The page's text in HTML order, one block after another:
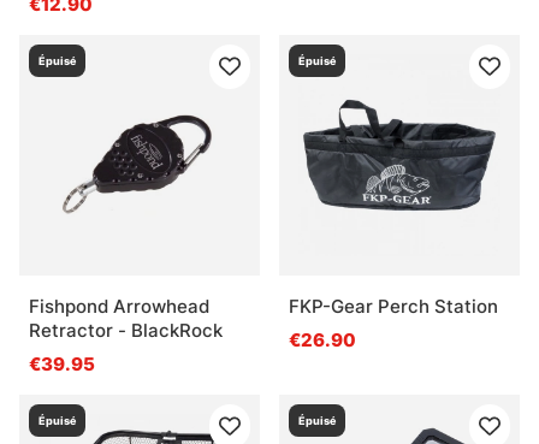
Épuisé
Fishpond Arrowhead
Retractor - BlackRock
€39.95
Épuisé
FKP-Gear Perch Station
€26.90
Épuisé Épuisé